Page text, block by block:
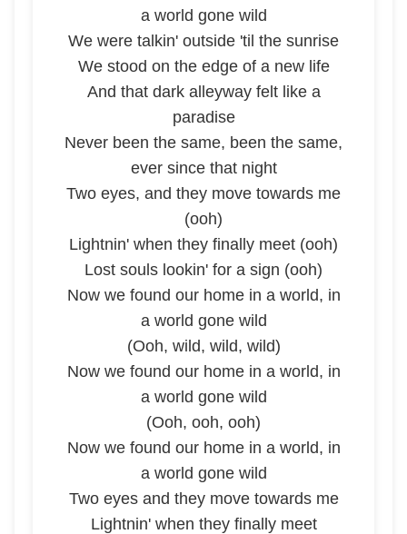
a world gone wild
We were talkin' outside 'til the sunrise
We stood on the edge of a new life
And that dark alleyway felt like a
paradise
Never been the same, been the same,
ever since that night
Two eyes, and they move towards me
(ooh)
Lightnin' when they finally meet (ooh)
Lost souls lookin' for a sign (ooh)
Now we found our home in a world, in
a world gone wild
(Ooh, wild, wild, wild)
Now we found our home in a world, in
a world gone wild
(Ooh, ooh, ooh)
Now we found our home in a world, in
a world gone wild
Two eyes and they move towards me
Lightnin' when they finally meet